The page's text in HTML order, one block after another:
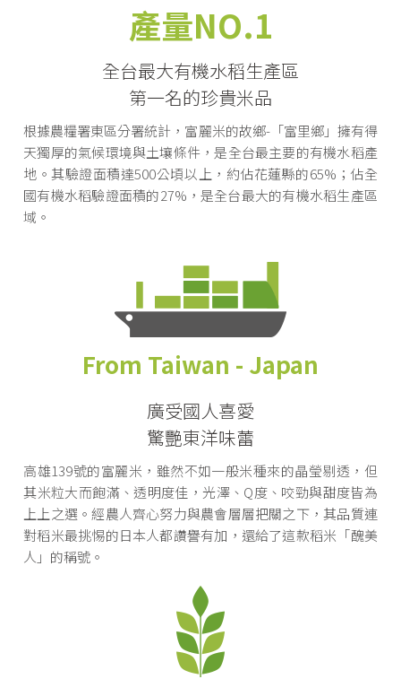
產量NO.1
全台最大有機水稻生產區
第一名的珍貴米品
根據農糧署東區分署統計，富麗米的故鄉-「富里鄉」擁有得
天獨厚的氣候環境與土壤條件，是全台最主要的有機水稻產
地。其驗證面積達500公頃以上，約佔花蓮縣的65%；佔全
國有機水稻驗證面積的27%，是全台最大的有機水稻生產區
域。
From Taiwan - Japan
廣受國人喜愛
驚艷東洋味蕾
高雄139號的富麗米，雖然不如一般米種來的晶瑩剔透，但
其米粒大而飽滿、透明度佳，光澤、Q度、咬勁與甜度皆為
上上之選。經農人齊心努力與農會層層把關之下，其品質連
對稻米最挑惕的日本人都讚譽有加，還給了這款稻米「醜美
人」的稱號。